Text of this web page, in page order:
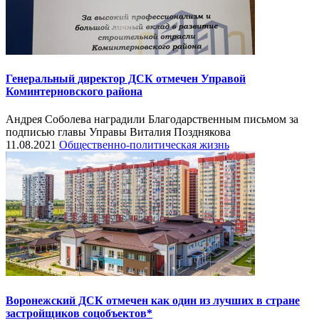
Генеральный директор ДСК отмечен Управой
Коминтерновского района
Андрея Соболева наградили Благодарственным письмом за
подписью главы Управы Виталия Позднякова
11.08.2021 Общественно-политическая жизнь
Воронежский ДСК отмечен как один из лучших в стране
застройщиков соцобъектов*